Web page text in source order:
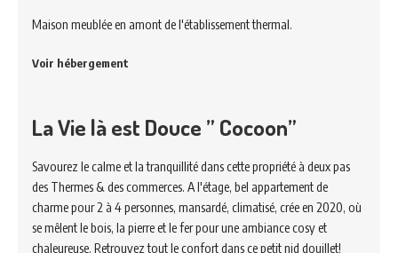
Maison meublée en amont de l'établissement thermal.
Voir hébergement
La Vie là est Douce ” Cocoon”
Savourez le calme et la tranquillité dans cette propriété à deux pas
des Thermes & des commerces. A l'étage, bel appartement de
charme pour 2 à 4 personnes, mansardé, climatisé, crée en 2020, où
se mêlent le bois, la pierre et le fer pour une ambiance cosy et
chaleureuse. Retrouvez tout le confort dans ce petit nid douillet!